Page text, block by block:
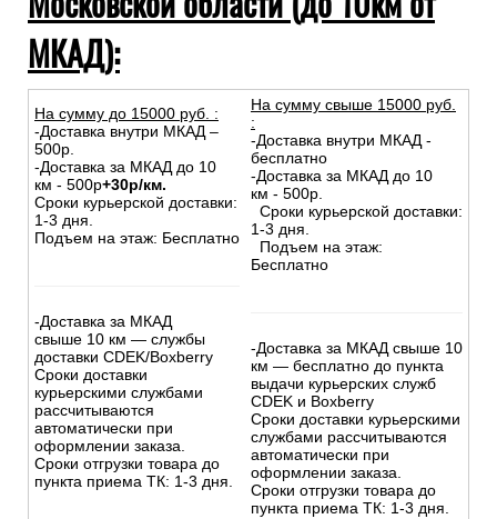
МКАД):
На сумму до 15000 руб. :
-Доставка внутри МКАД –
500р.
-Доставка за МКАД до 10
км - 500р+30р/км.
Сроки курьерской доставки:
1-3 дня.
Подъем на этаж: Бесплатно
-Доставка за МКАД
свыше 10 км — службы
доставки CDEK/Boxberry
Сроки доставки
курьерскими службами
рассчитываются
автоматически при
оформлении заказа.
Сроки отгрузки товара до
пункта приема ТК: 1-3 дня.
На сумму свыше 15000 руб.
:
-Доставка внутри МКАД -
бесплатно
-Доставка за МКАД до 10
км - 500р.
Сроки курьерской доставки:
1-3 дня.
Подъем на этаж:
Бесплатно
-Доставка за МКАД свыше 10
км — бесплатно до пункта
выдачи курьерских служб
CDEK и Boxberry
Сроки доставки курьерскими
службами рассчитываются
автоматически при
оформлении заказа.
Сроки отгрузки товара до
пункта приема ТК: 1-3 дня.